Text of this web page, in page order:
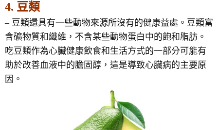
4. 豆類
– 豆類還具有一些動物來源所沒有的健康益處。豆類富
含礦物質和纖維，不含某些動物蛋白中的飽和脂肪。
吃豆類作為心臟健康飲食和生活方式的一部分可能有
助於改善血液中的膽固醇，這是導致心臟病的主要原
因。